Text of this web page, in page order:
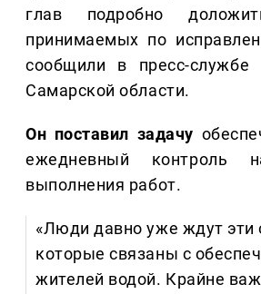
глав подробно
принимаемых по
сообщили в пресс-службе
Самарской области.
Он поставил задачу
ежедневный контроль
выполнения работ.
«Люди давно уже ждут эти
которые связаны с
жителей водой. Крайне